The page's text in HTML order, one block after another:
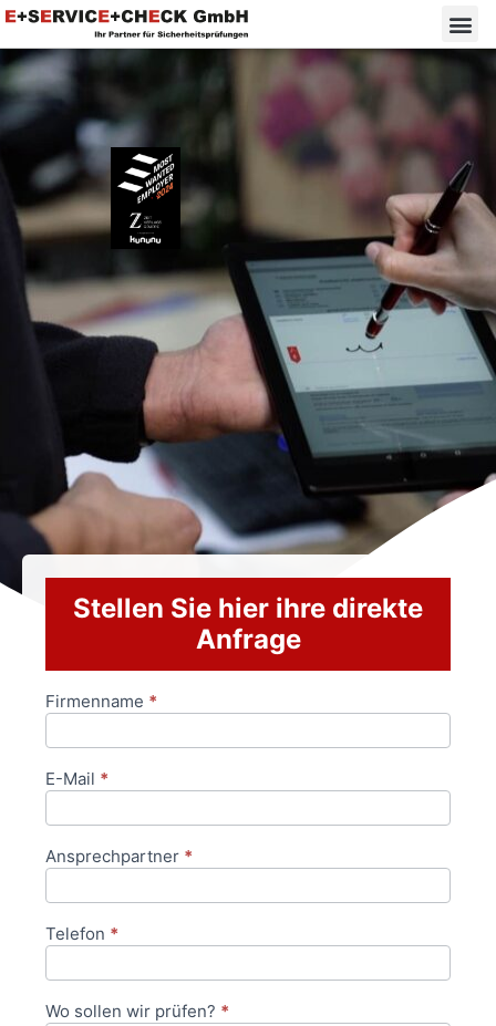
Stellen Sie hier ihre direkte
Anfrage
Anfrageformular
Firmenname *
E-Mail *
Ansprechpartner *
Telefon *
Wo sollen wir prüfen? *